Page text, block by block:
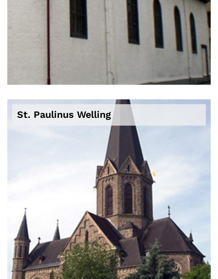
© Pfarrei
St. Paulinus Welling